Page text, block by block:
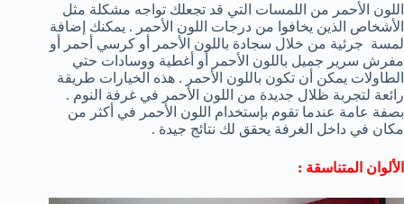
اللون الأحمر من اللمسات التي قد تجعلك تواجه مشكلة مثل
الأشخاص الذين يخافوا من درجات اللون الأحمر . يمكنك إضافة
لمسة جرئية من خلال سجادة باللون الأحمر أو كرسي أحمر أو
مفرش سرير جميل باللون الأحمر أو أغطية ووسادات حتي
الطاولات يمكن أن تكون باللون الأحمر . هذه الخيارات طريقة
رائعة لتجربة ظلال جديدة من اللون الأحمر في غرفة النوم .
بصفة عامة عندما تقوم بإستخدام اللون الأحمر في أكثر من
مكان في داخل الغرفة يحقق لك نتائج جيدة .
الألوان المتناسقة :